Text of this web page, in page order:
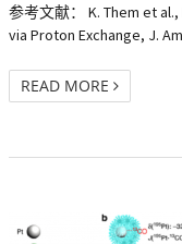
参考文献： K. Them et
via Proton Exchange, J.
READ MORE